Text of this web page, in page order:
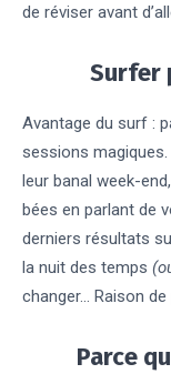
de réviser avant
Surfer
Avantage du surf :
sessions
leur banal week-
bées en parlant de
derniers résultats
la nuit des temps
changer… Raison
Parce